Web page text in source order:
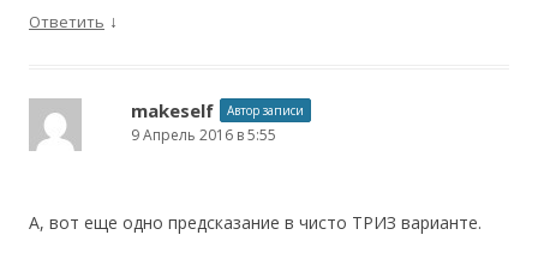
Ответить ↓
makeself Автор записи
9 Апрель 2016 в 5:55
А, вот еще одно предсказание в чисто ТРИЗ варианте.